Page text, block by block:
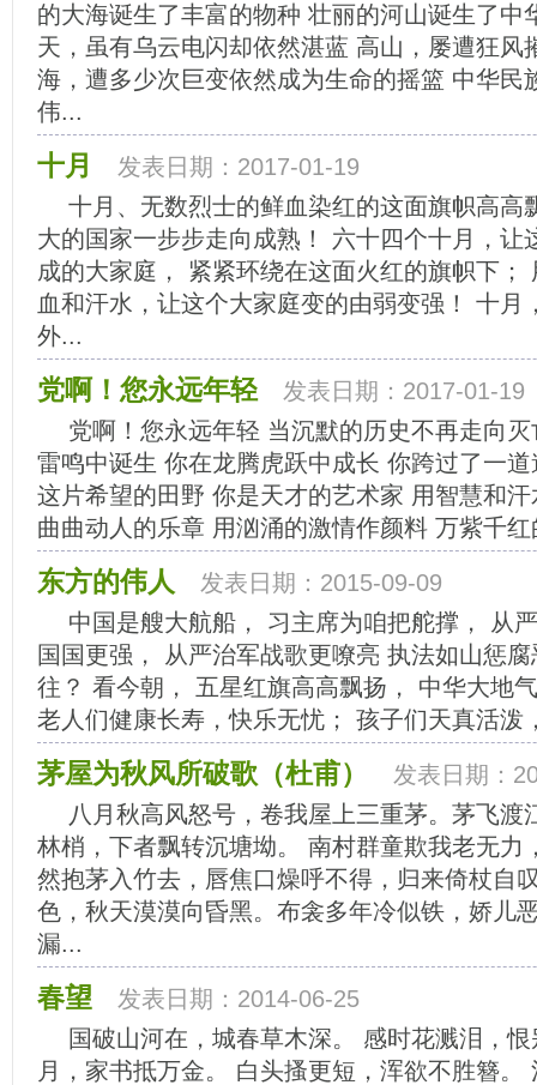
的大海诞生了丰富的物种 壮丽的河山诞生了中
天，虽有乌云电闪却依然湛蓝 高山，屡遭狂风
海，遭多少次巨变依然成为生命的摇篮 中华民
伟...
十月
发表日期：2017-01-19
十月、无数烈士的鲜血染红的这面旗帜高高
大的国家一步步走向成熟！ 六十四个十月，让
成的大家庭， 紧紧环绕在这面火红的旗帜下；
血和汗水，让这个大家庭变的由弱变强！ 十月
外...
党啊！您永远年轻
发表日期：2017-01-19
党啊！您永远年轻 当沉默的历史不再走向
雷鸣中诞生 你在龙腾虎跃中成长 你跨过了一
这片希望的田野 你是天才的艺术家 用智慧和
曲曲动人的乐章 用汹涌的激情作颜料 万紫千
东方的伟人
发表日期：2015-09-09
中国是艘大航船， 习主席为咱把舵撑， 从
国国更强， 从严治军战歌更嘹亮 执法如山惩
往？ 看今朝， 五星红旗高高飘扬， 中华大地
老人们健康长寿，快乐无忧； 孩子们天真活泼
茅屋为秋风所破歌（杜甫）
发表日期：
八月秋高风怒号，卷我屋上三重茅。茅飞渡
林梢，下者飘转沉塘坳。 南村群童欺我老无力
然抱茅入竹去，唇焦口燥呼不得，归来倚杖自
色，秋天漠漠向昏黑。布衾多年冷似铁，娇儿
漏...
春望
发表日期：2014-06-25
国破山河在，城春草木深。 感时花溅泪，
月，家书抵万金。 白头搔更短，浑欲不胜簪。